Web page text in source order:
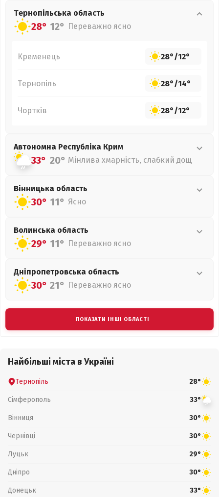
Тернопільська область
28° 12° Переважно ясно
Кременець 28°/12°
Тернопіль 28°/14°
Чортків 28°/12°
Автономна Республіка Крим
33° 20° Мінлива хмарність, слабкий дощ
Вінницька область
30° 11° Ясно
Волинська область
29° 11° Переважно ясно
Дніпропетровська область
30° 21° Переважно ясно
ПОКАЗАТИ ІНШІ ОБЛАСТІ
Найбільші міста в Україні
Тернопіль 28°
Сімферополь 33°
Вінниця 30°
Чернівці 30°
Луцьк 29°
Дніпро 30°
Донецьк 33°